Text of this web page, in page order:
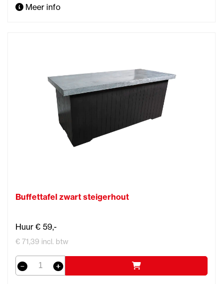
Meer info
Buffettafel zwart steigerhout
Huur € 59,-
€ 71,39 incl. btw